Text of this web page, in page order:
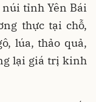
tỉnh Yên Bái
thực tại chỗ,
lúa, thảo quả,
lại giá trị kinh